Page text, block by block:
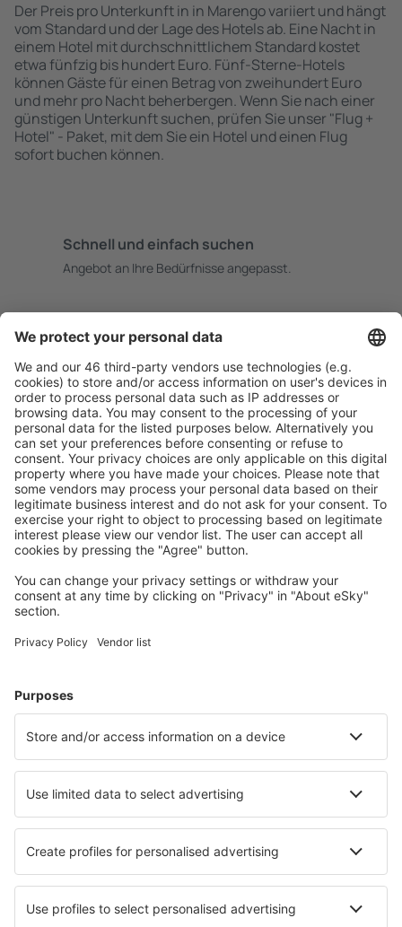
Der Preis pro Unterkunft in in Marengo variiert und hängt
vom Standard und der Lage des Hotels ab. Eine Nacht in
einem Hotel mit durchschnittlichem Standard kostet
etwa fünfzig bis hundert Euro. Fünf-Sterne-Hotels
können Gäste für einen Betrag von zweihundert Euro
und mehr pro Nacht beherbergen. Wenn Sie nach einer
günstigen Unterkunft suchen, prüfen Sie unser "Flug +
Hotel" - Paket, mit dem Sie ein Hotel und einen Flug
sofort buchen können.
Schnell und einfach suchen
Angebot an Ihre Bedürfnisse angepasst.
Buchen ohne Sorgen mit einer kostenlosen
Stornierungsoption.
Mehr sparen
Attraktive Preise und Spezialangebote für eingeloggte
Benutzer.
Unterkünfte, die Sie mögen
Wählen Sie aus über 1,3 Millionen Unterkünften: Hotels,
Hütten, Apartments und andere.
Meist gesuchte Hotels von eSky-Nutzern
Hotels in USA - Beliebte Städte
Hotels in Sevierville Hotels in Myrtle Beach
Hotels in Boston Hotels in Pensacola Beach
Hotels in Boone Hotels in Key West
Die besten Hotels - Städte
Hotels in Morehead Hotels in Woomera